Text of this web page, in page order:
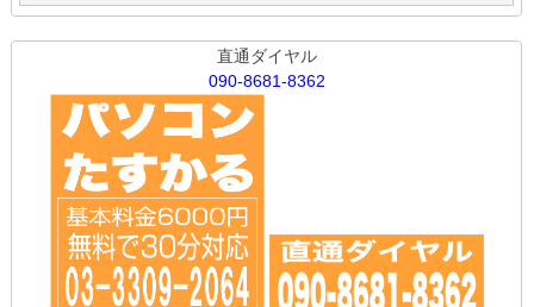
直通ダイヤル
090-8681-8362